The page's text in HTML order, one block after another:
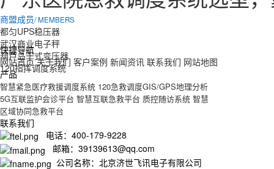
商盟成员/ MEMBERS
都匀UPS稳压器
武汉商业电子秤
葫芦岛干式变压器
120指挥调度系统
快捷导航
网站首页 关于我们 客户案例 新闻资讯 联系我们 网站地图
产品
智慧紧急医疗救援调度系统 120急救调度GIS/GPS地理分析
5G互联监护会诊平台 智慧互联急救平台 质控随访系统 智慧
区域协同急救平台
联系我们
电话：400-179-9228
邮箱：39139613@qq.com
公司名称：北京济世飞讯电子有限公司